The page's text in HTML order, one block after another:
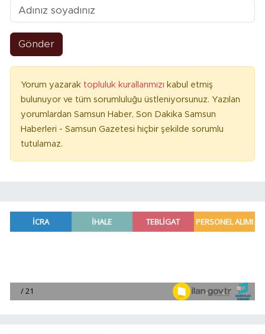
Gönder
Yorum yazarak topluluk kurallarımızı kabul etmiş
bulunuyor ve tüm sorumluluğu üstleniyorsunuz. Yazılan
yorumlardan Samsun Haber, Son Dakika Samsun
Haberleri - Samsun Gazetesi hiçbir şekilde sorumlu
tutulamaz.